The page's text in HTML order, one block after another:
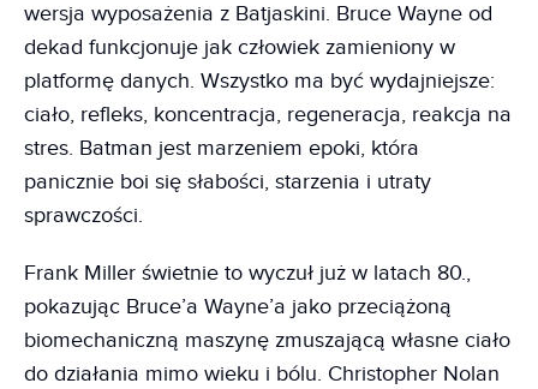
wersja wyposażenia z Batjaskini. Bruce Wayne od
dekad funkcjonuje jak człowiek zamieniony w
platformę danych. Wszystko ma być wydajniejsze:
ciało, refleks, koncentracja, regeneracja, reakcja na
stres. Batman jest marzeniem epoki, która
panicznie boi się słabości, starzenia i utraty
sprawczości.
Frank Miller świetnie to wyczuł już w latach 80.,
pokazując Bruce’a Wayne’a jako przeciążoną
biomechaniczną maszynę zmuszającą własne ciało
do działania mimo wieku i bólu. Christopher Nolan